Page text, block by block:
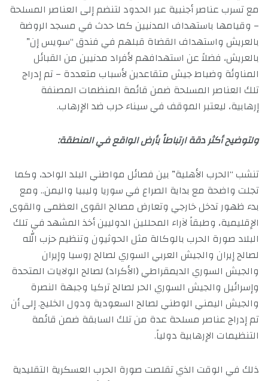
مع تسرب عناصر أجنبية عبر الحدود لتنضم إلى العناصر المسلحة
– وقيامها باستهداف المدنيين كما حدث في مسجد الروضة
بالعريش واستهداف القضاة قبلهم في فندق “سويس إن”
بالعريش، فضلاً عن استهدافهم لأفراد مدنيين من القبائل
المناوئة وضباط جيش متقاعدين لأسباب متعددة – تم إدراج
تلك العناصر المسلحة ضمن قائمة المنظمات المصنفة
إرهابية، ليعتبر الموقف في سيناء حرب ضد الإرهاب.
ولتوضيح أكثر دقة ارتباطاً بأرض الواقع في المنطقة:
تنشب “الحرب الأهلية” بين فصائل مواطني البلد الواحد، وكما
تجلت واضحة مع بداية الصراع في سوريا وليبيا واليمن.. ومع
بدء ظهور تدخل خارجي وتعارض مصالح القوى العظمى والقوى
الإقليمية، وطبقاً لآراء المحللين الدوليين أخذ المشهد في تلك
البلاد صورة الحرب بالوكالة مثل الحوثيون وتنظيم حزب الله
لصالح إيران والجيش العربي السوري لصالح روسيا وإيران
والجيش السوري الديمقراطي (الأكراد) لصالح الولايات المتحدة
وإسرائيل والجيش السوري الحر لصالح تركيا وجبهة النصرة
والجيش اليمني الوطني لصالح السعودية ودول الخليج. إلى أن
تم إدراج عناصر مسلحة عدة من تلك السابقة ضمن قائمة
التنظيمات الإرهابية دولياً.
ذلك في الوقت الذي تقلصت صورة الحرب العسكرية التقليدية